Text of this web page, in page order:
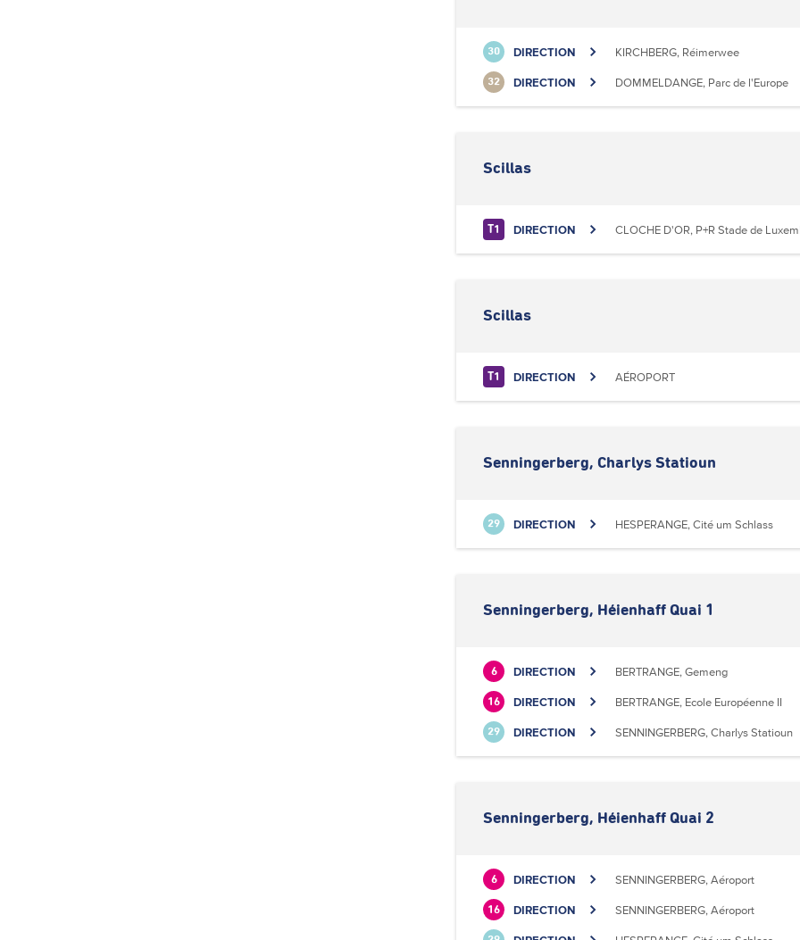
30 DIRECTION KIRCHBERG, Réimerwee
32 DIRECTION DOMMELDANGE, Parc de l'Europe
Scillas
T1 DIRECTION CLOCHE D'OR, P+R Stade de
Scillas
T1 DIRECTION AÉROPORT
Senningerberg, Charlys Statioun
29 DIRECTION HESPERANGE, Cité um Schlass
Senningerberg, Héienhaff Quai 1
6 DIRECTION BERTRANGE, Gemeng
16 DIRECTION BERTRANGE, Ecole Européenne II
29 DIRECTION SENNINGERBERG, Charlys Statioun
Senningerberg, Héienhaff Quai 2
6 DIRECTION SENNINGERBERG, Aéroport
16 DIRECTION SENNINGERBERG, Aéroport